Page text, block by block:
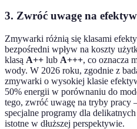
3. Zwróć uwagę na
Zmywarki różnią się klasami
bezpośredni wpływ na koszty
klasą A++ lub A+++, co oznacza
wody. W 2026 roku, zgodnie z
zmywarki o wysokiej klasie
50% energii w porównaniu do
tego, zwróć uwagę na tryby pracy
specjalne programy dla
istotne w dłuższej perspektywie.